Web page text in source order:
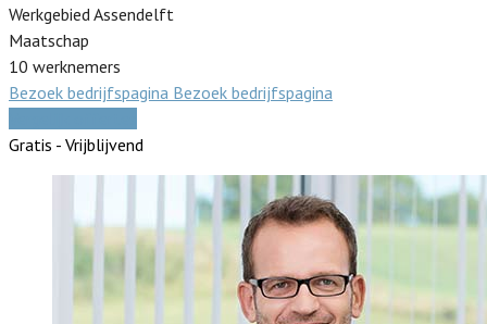
Werkgebied Assendelft
Maatschap
10 werknemers
Bezoek bedrijfspagina Bezoek bedrijfspagina
Gratis - Vrijblijvend